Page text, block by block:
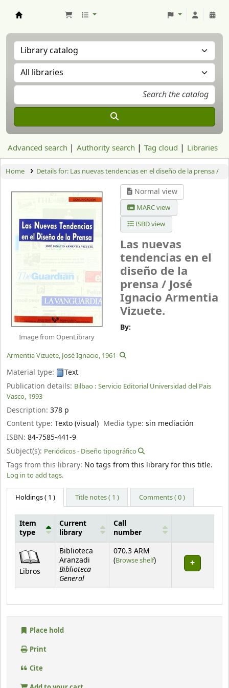
Advanced search Authority search Tag cloud Libraries
Home Details for: Las nuevas tendencias en el diseño de la prensa /
Image from OpenLibrary
Normal view
MARC view
ISBD view
Las nuevas
tendencias en el
diseño de la
prensa / José
Ignacio Armentia
Vizuete.
By:
Armentia Vizuete, José Ignacio, 1961-
Material type:
Text
Publication details: Bilbao : Servicio Editorial Universidad del Pais
Vasco, 1993
Description: 378 p
Content type: Texto (visual) Media type:sin mediación
ISBN: 84-7585-441-9
Subject(s): Periódicos - Diseño tipográfico
Tags from this library: No tags from this library for this title.
Log in to add tags.
Holdings( 1 ) Title notes ( 1 ) Comments ( 0 )
Item
type
Current
library
Call
number
Libros
Biblioteca
Aranzadi
Biblioteca
General
070.3 ARM
(Browse shelf(Opens below)
)
Place hold
Print
Cite